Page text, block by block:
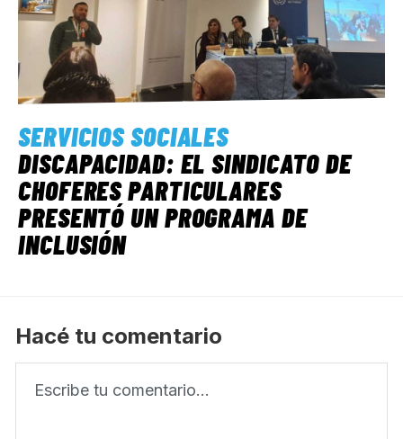
SERVICIOS SOCIALES
DISCAPACIDAD: EL SINDICATO DE
CHOFERES PARTICULARES
PRESENTÓ UN PROGRAMA DE
INCLUSIÓN
Hacé tu comentario